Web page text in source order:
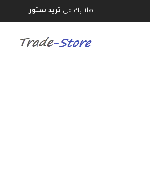
اهلا بك فى تريد ستور